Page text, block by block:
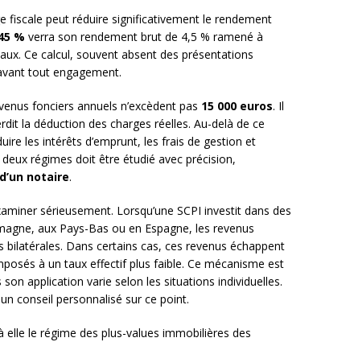
fiscale peut réduire significativement le rendement
% verra son rendement brut de 4,5 % ramené à
Ce calcul, souvent absent des présentations
tout engagement.
fonciers annuels n’excèdent pas 15 000 euros. Il
la déduction des charges réelles. Au-delà de ce
les intérêts d’emprunt, les frais de gestion et
régimes doit être étudié avec précision,
notaire.
sérieusement. Lorsqu’une SCPI investit dans des
aux Pays-Bas ou en Espagne, les revenus
Dans certains cas, ces revenus échappent
à un taux effectif plus faible. Ce mécanisme est
application varie selon les situations individuelles.
conseil personnalisé sur ce point.
elle le régime des plus-values immobilières des